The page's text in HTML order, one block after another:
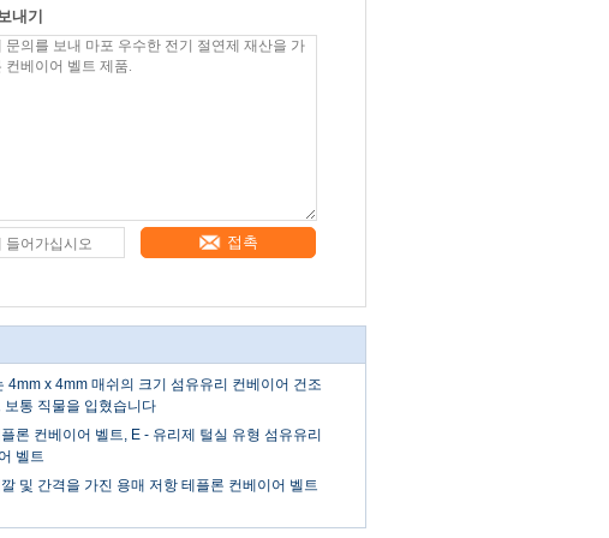
내기
접촉
4mm x 4mm 매쉬의 크기 섬유유리 컨베이어 건조
보통 직물을 입혔습니다
론 컨베이어 벨트, E - 유리제 털실 유형 섬유유리
벨트
및 간격을 가진 용매 저항 테플론 컨베이어 벨트